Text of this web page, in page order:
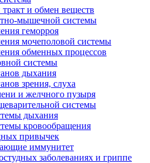
и обмен веществ
мышечной системы
геморроя
мочеполовой системы
обменных процессов
системы
дыхания
зрения, слуха
и желчного пузыря
системы
дыхания
кровообращения
привычек
иммунитет
заболеваниях и гриппе